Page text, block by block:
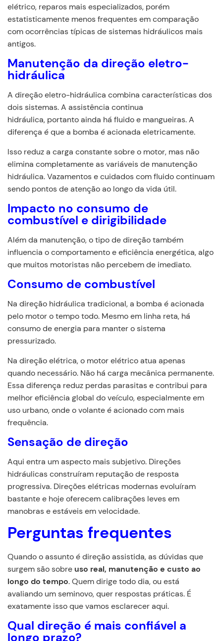
elétrico, reparos mais especializados, porém
estatisticamente menos frequentes em comparação
com ocorrências típicas de sistemas hidráulicos mais
antigos.
Manutenção da direção eletro-
hidráulica
A direção eletro-hidráulica combina características dos
dois sistemas. A assistência continua
hidráulica, portanto ainda há fluido e mangueiras. A
diferença é que a bomba é acionada eletricamente.
Isso reduz a carga constante sobre o motor, mas não
elimina completamente as variáveis de manutenção
hidráulica. Vazamentos e cuidados com fluido continuam
sendo pontos de atenção ao longo da vida útil.
Impacto no consumo de
combustível e dirigibilidade
Além da manutenção, o tipo de direção também
influencia o comportamento e eficiência energética, algo
que muitos motoristas não percebem de imediato.
Consumo de combustível
Na direção hidráulica tradicional, a bomba é acionada
pelo motor o tempo todo. Mesmo em linha reta, há
consumo de energia para manter o sistema
pressurizado.
Na direção elétrica, o motor elétrico atua apenas
quando necessário. Não há carga mecânica permanente.
Essa diferença reduz perdas parasitas e contribui para
melhor eficiência global do veículo, especialmente em
uso urbano, onde o volante é acionado com mais
frequência.
Sensação de direção
Aqui entra um aspecto mais subjetivo. Direções
hidráulicas construíram reputação de resposta
progressiva. Direções elétricas modernas evoluíram
bastante e hoje oferecem calibrações leves em
manobras e estáveis em velocidade.
Perguntas frequentes
Quando o assunto é direção assistida, as dúvidas que
surgem são sobre uso real, manutenção e custo ao
longo do tempo. Quem dirige todo dia, ou está
avaliando um seminovo, quer respostas práticas. É
exatamente isso que vamos esclarecer aqui.
Qual direção é mais confiável a
longo prazo?